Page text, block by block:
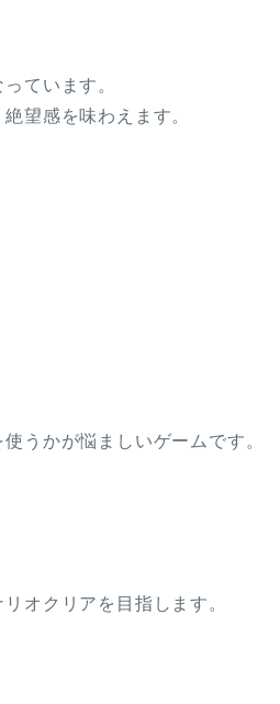
ています。
望感を味わえます。
うかが悩ましいゲームです。
オクリアを目指します。